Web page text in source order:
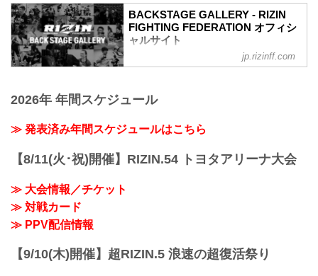
シビサイ頌真3
第8試合 萩原京平 vs. 鈴木博昭
萩原京平3
鈴木博昭3
第6試合 シバター vs. 久保優太
博正
Full Fight | 朝倉海 vs. 扇久保博正 2 / Kai
Asakura vs. Hiromasa Ougikubo 2 -
（LOSE）朝倉海 vs. 扇久保博正（WIN）
≫ 試合結果詳細
ルト・サトシ...
BACKSTAGE GALLERY - RIZIN
FIGHTING FEDERATION オフィシ
ャルサイト
BACKSTAGE GALLERY の記事一覧 - 格
イジン ファイティング フェデレーショ
いきます。
jp.rizinff.com
2026年 年間スケジュール
≫ 発表済み年間スケジュールはこちら
【8/11(火･祝)開催】RIZIN.54 トヨタアリーナ大会
≫ 大会情報／チケット
≫ 対戦カード
≫ PPV配信情報
【9/10(木)開催】超RIZIN.5 浪速の超復活祭り